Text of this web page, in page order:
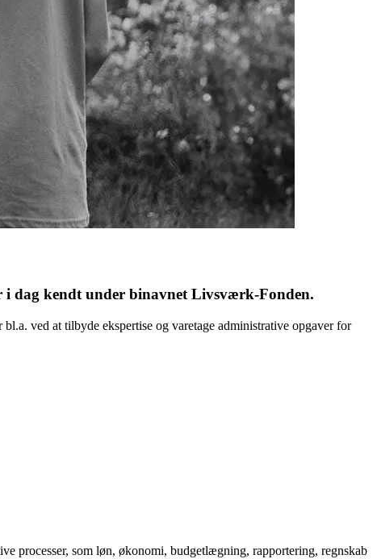
i dag kendt under binavnet Livsværk-Fonden.
ved at tilbyde ekspertise og varetage administrative opgaver for
processer, som løn, økonomi, budgetlægning, rapportering, regnskab